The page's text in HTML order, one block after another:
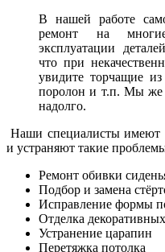
В нашей работе
ремонт на
эксплуатации
что при
увидите торчащие
поролон и т.п. Мы же
надолго.
Наши специалисты имеют
и устраняют такие
Ремонт обивки
Подбор и замена
Исправление формы
Отделка
Устранение царапин
Перетяжка потолка